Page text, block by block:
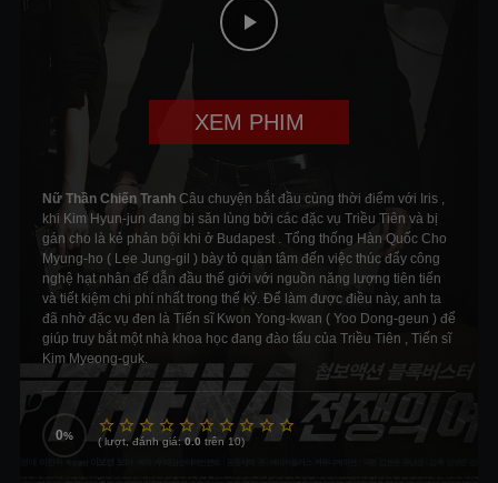
XEM PHIM
Nữ Thần Chiến Tranh Câu chuyện bắt đầu cùng thời điểm với Iris ,
khi Kim Hyun-jun đang bị săn lùng bởi các đặc vụ Triều Tiên và bị
gán cho là kẻ phản bội khi ở Budapest . Tổng thống Hàn Quốc Cho
Myung-ho ( Lee Jung-gil ) bày tỏ quan tâm đến việc thúc đẩy công
nghệ hạt nhân để dẫn đầu thế giới với nguồn năng lượng tiên tiến
và tiết kiệm chi phí nhất trong thế kỷ. Để làm được điều này, anh ta
đã nhờ đặc vụ đen là Tiến sĩ Kwon Yong-kwan ( Yoo Dong-geun ) để
giúp truy bắt một nhà khoa học đang đào tẩu của Triều Tiên , Tiến sĩ
Kim Myeong-guk.
0 (lượt, đánh giá:0.0 trên 10)